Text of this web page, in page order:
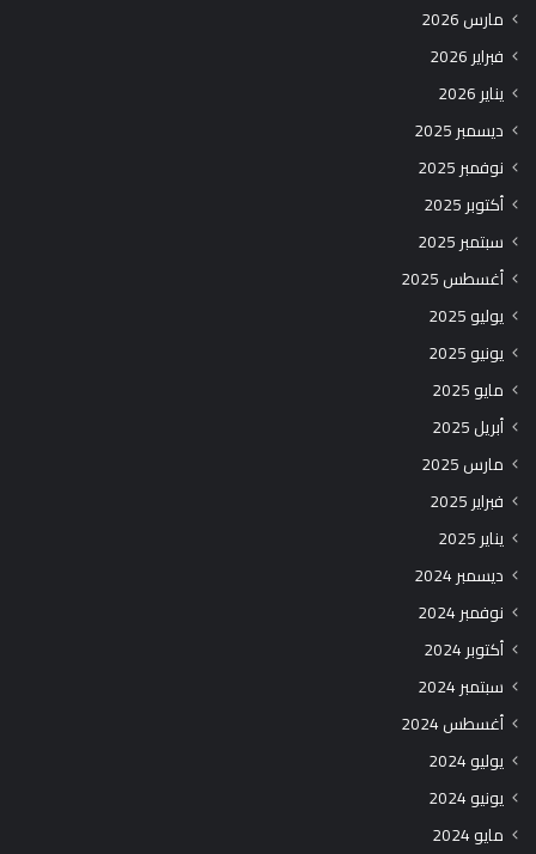
مارس 2026
فبراير 2026
يناير 2026
ديسمبر 2025
نوفمبر 2025
أكتوبر 2025
سبتمبر 2025
أغسطس 2025
يوليو 2025
يونيو 2025
مايو 2025
أبريل 2025
مارس 2025
فبراير 2025
يناير 2025
ديسمبر 2024
نوفمبر 2024
أكتوبر 2024
سبتمبر 2024
أغسطس 2024
يوليو 2024
يونيو 2024
مايو 2024